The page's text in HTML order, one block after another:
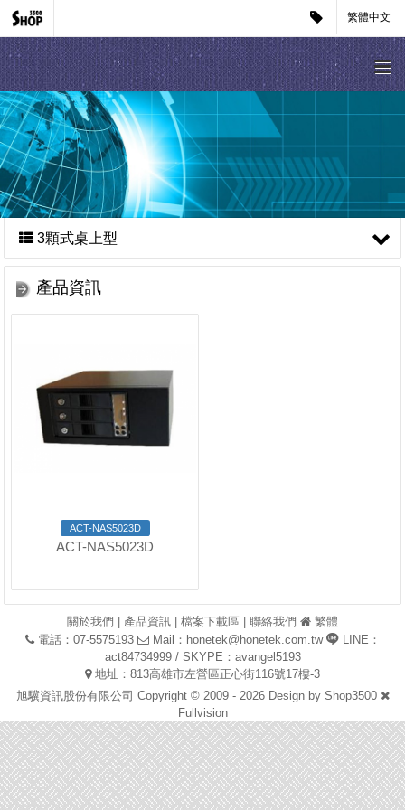
繁體中文
3顆式桌上型
產品資訊
ACT-NAS5023D
ACT-NAS5023D
關於我們 產品資訊 檔案下載區 聯絡我們
繁體
電話：07-5575193
Mail： honetek@honetek.com.tw
LINE：
act84734999 / SKYPE：avangel5193
地址：813高雄市左營區正心街116號17樓-3
旭驥資訊股份有限公司 Copyright © 2009 - 2026 Design by Shop3500
Fullvision